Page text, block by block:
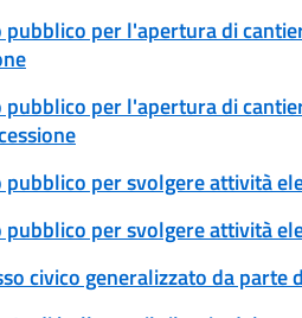
pubblico per l'apertura di
pubblico per l'apertura di
pubblico per svolgere attività
pubblico per svolgere attività
civico generalizzato da parte